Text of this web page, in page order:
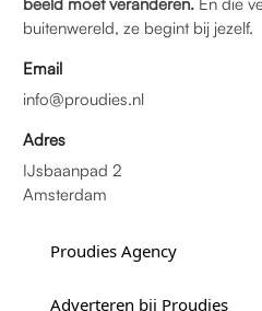
buitenwereld, ze begint bij jezelf.
Email
info@proudies.nl
Adres
IJsbaanpad 2
Amsterdam
Proudies Agency
Adverteren bij Proudies